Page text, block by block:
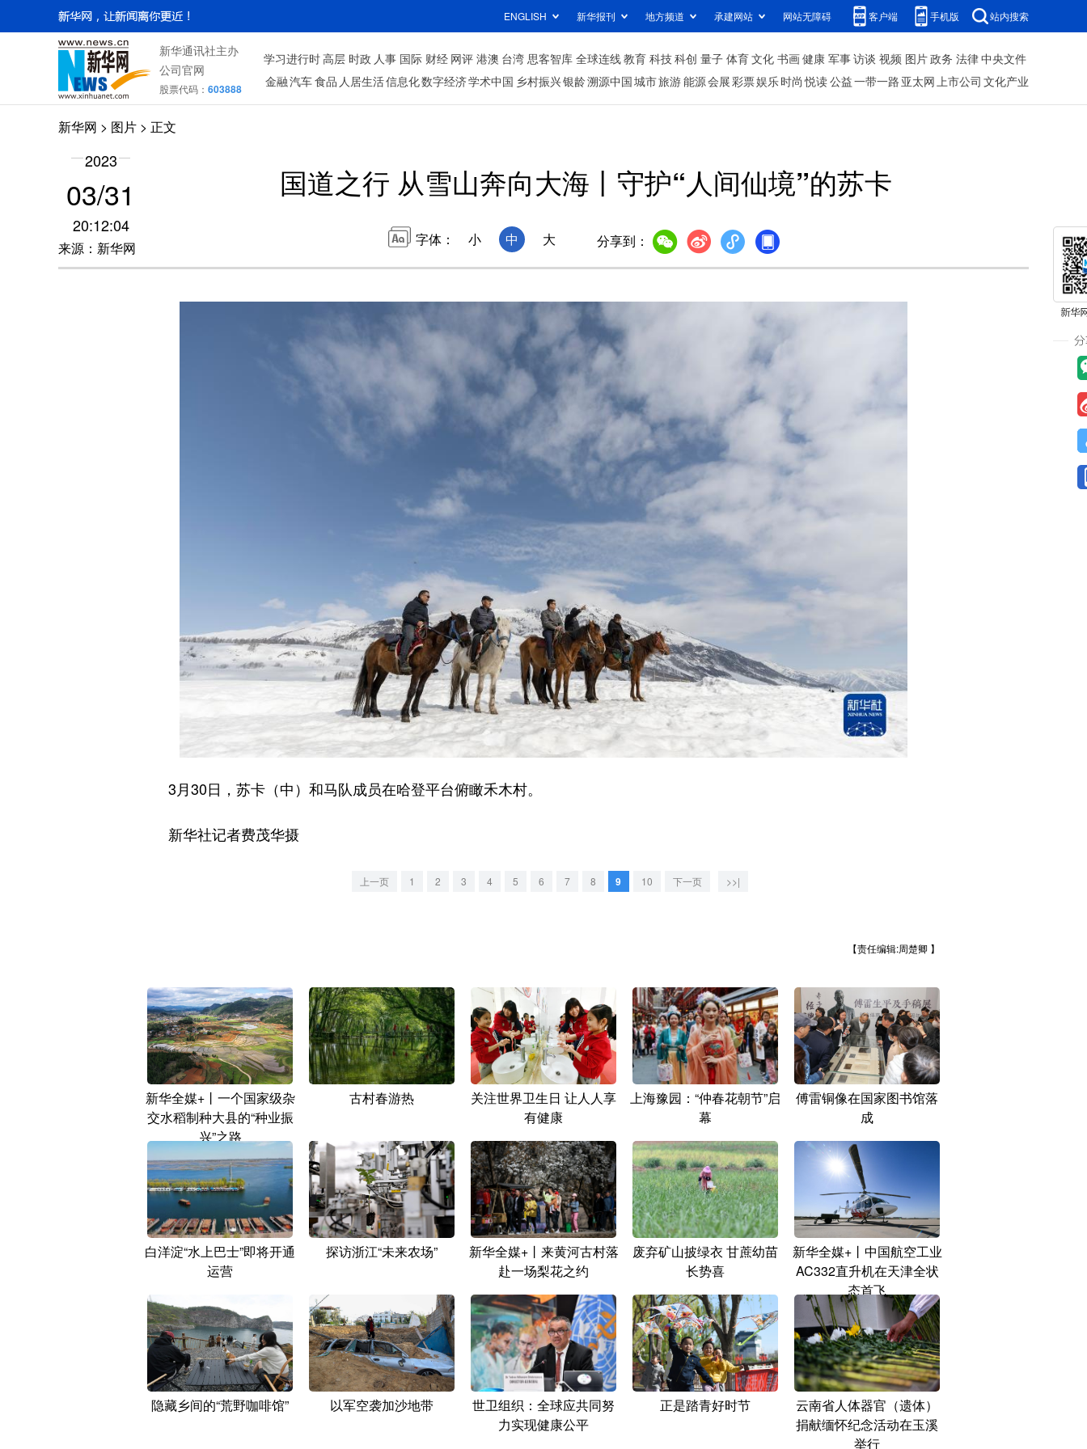
ENGLISH 新华报刊 地方频道 承建网站 网站无障碍 客户端 手机版 站内搜索
新华通讯社主办
公司官网
股票代码： 603888
学习进行时高层 时政 人事 国际 财经 网评 港澳 台湾 思客智库 全球连线教育 科技科创 量子 体育文化 书画健康 军事访谈 视频 图片政务 法律中央文件
金融汽车食品 人居生活信息化数字经济学术中国 乡村振兴银龄溯源中国城市旅游能源会展彩票娱乐时尚 悦读公益一带一路 亚太网上市公司 文化产业
新华网 > 图片 > 正文
2023
03/31
20:12:04
来源：新华网
国道之行 从雪山奔向大海丨守护“人间仙境”的苏卡
字体： 小 中 大 分享到：
3月30日，苏卡（中）和马队成员在哈登平台俯瞰禾木村。
新华社记者费茂华摄
上一页 1 2 3 4 5 6 7 8 9 10 下一页 >>|
【责任编辑:周楚卿 】
新华全媒+丨一个国家级杂
交水稻制种大县的“种业振
兴”之路
古村春游热
关注世界卫生日 让人人享
有健康
上海豫园：“仲春花朝节”启
幕
傅雷铜像在国家图书馆落
成
白洋淀“水上巴士”即将开通
运营
探访浙江“未来农场”
新华全媒+丨来黄河古村落
赴一场梨花之约
废弃矿山披绿衣 甘蔗幼苗
长势喜
新华全媒+丨中国航空工业
AC332直升机在天津全状
态首飞
隐藏乡间的“荒野咖啡馆” 以军空袭加沙地带
世卫组织：全球应共同努
力实现健康公平
正是踏青好时节
云南省人体器官（遗体）
捐献缅怀纪念活动在玉溪
举行